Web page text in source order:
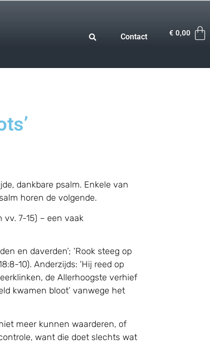
Contact € 0,00
dankbare psalm. Enkele van
horen de volgende.
7-15) – een vaak
en daverden’; ‘Rook steeg op
10). Anderzijds: ‘Hij reed op
de Allerhoogste verhief
kwamen bloot’ vanwege het
meer kunnen waarderen, of
want die doet slechts wat